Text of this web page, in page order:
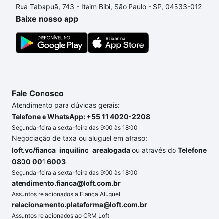
Rua Tabapuã, 743 - Itaim Bibi, São Paulo - SP, 04533-012
Baixe nosso app
Fale Conosco
Atendimento para dúvidas gerais:
Telefone e WhatsApp: +55 11 4020-2208
Segunda-feira a sexta-feira das 9:00 às 18:00
Negociação de taxa ou aluguel em atraso:
loft.vc/fianca_inquilino_arealogada ou através do Telefone
0800 001 6003
Segunda-feira a sexta-feira das 9:00 às 18:00
atendimento.fianca@loft.com.br
Assuntos relacionados a Fiança Aluguel
relacionamento.plataforma@loft.com.br
Assuntos relacionados ao CRM Loft